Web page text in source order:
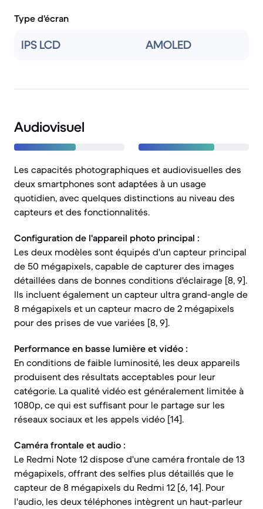
Type d'écran
IPS LCD AMOLED
Audiovisuel
Les capacités photographiques et audiovisuelles des
deux smartphones sont adaptées à un usage
quotidien, avec quelques distinctions au niveau des
capteurs et des fonctionnalités.
Configuration de l'appareil photo principal :
Les deux modèles sont équipés d'un capteur principal
de 50 mégapixels, capable de capturer des images
détaillées dans de bonnes conditions d'éclairage [8, 9].
Ils incluent également un capteur ultra grand-angle de
8 mégapixels et un capteur macro de 2 mégapixels
pour des prises de vue variées [8, 9].
Performance en basse lumière et vidéo :
En conditions de faible luminosité, les deux appareils
produisent des résultats acceptables pour leur
catégorie. La qualité vidéo est généralement limitée à
1080p, ce qui est suffisant pour le partage sur les
réseaux sociaux et les appels vidéo [14].
Caméra frontale et audio :
Le Redmi Note 12 dispose d'une caméra frontale de 13
mégapixels, offrant des selfies plus détaillés que le
capteur de 8 mégapixels du Redmi 12 [6, 14]. Pour
l'audio, les deux téléphones intègrent un haut-parleur